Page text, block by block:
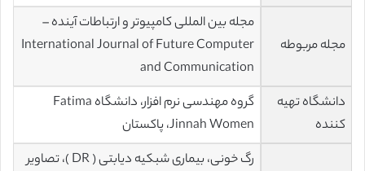
مجله مربوطه
مجله بین المللی کامپیوتر و ارتباطات آینده –
International Journal of Future Computer
and Communication
دانشگاه تهیه
کننده
گروه مهندسی نرم افزار، دانشگاه Fatima
Jinnah Women، پاکستان
رگ خونی، بیماری شبکیه دیابتی ( DR )، تصاویر